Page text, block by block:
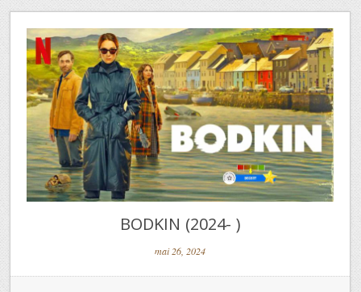
BODKIN (2024- )
mai 26, 2024